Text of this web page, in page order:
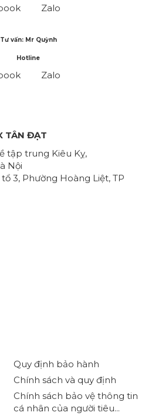
Zalo
Tư vấn: Mr Quỳnh
Hotline
Zalo
TÂN ĐẠT
tập trung Kiêu Kỵ,
Nội
Phường Hoàng Liệt, TP
Quy định bảo hành
Chính sách và quy định
Chính sách bảo vệ thông tin
cá nhân của người tiêu...